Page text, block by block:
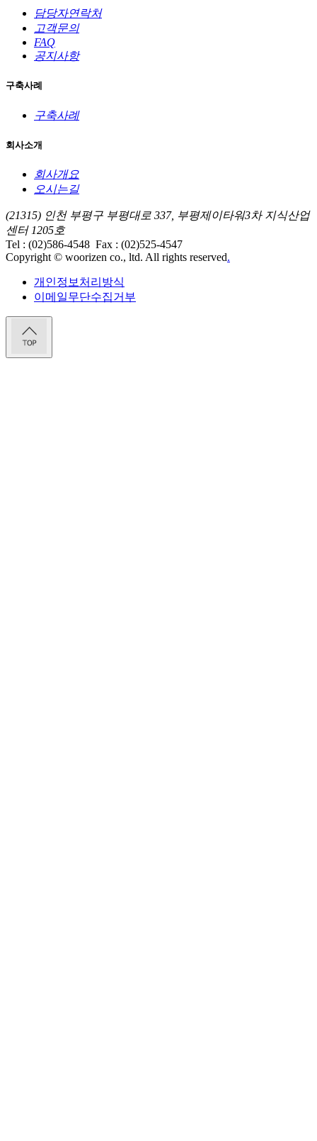
담당자연락처
고객문의
FAQ
공지사항
구축사례
구축사례
회사소개
회사개요
오시는길
(21315) 인천 부평구 부평대로 337, 부평제이타워3차 지식산업
센터 1205호
Tel : (02)586-4548 Fax : (02)525-4547
Copyright © woorizen co., ltd. All rights reserved.
개인정보처리방식
이메일무단수집거부